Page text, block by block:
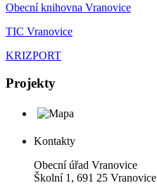
Obecní knihovna Vranovice
TIC Vranovice
KRIZPORT
Projekty
Kontakty
Obecní úřad Vranovice
Školní 1, 691 25 Vranovice